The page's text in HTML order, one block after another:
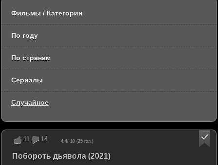
11 14 4.4/ 10 (25 гол.)
Побороть дьявола (2021)
Фильмы / Категории
По году
По странам
Сериалы
Случайное